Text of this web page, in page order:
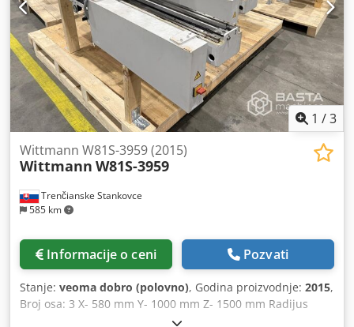
1 /3
Trenčianske Stankovce
585 km
Wittmann W81S-3959 (2015)
Wittmann W81S-3959
Informacije o ceni Pozvati
Stanje: veoma dobro (polovno), Godina proizvodnje: 2015,
Broj osa: 3 X- 580 mm Y- 1000 mm Z- 1500 mm Radijus
kretanja: 1500 mm Nosivost: 3 kg Crsdsy Ud Hdepfx Amvef